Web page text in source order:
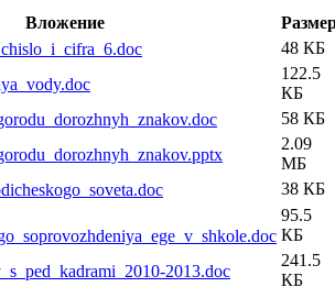
Вложение
48 КБ
122.5
КБ
58 КБ
2.09
МБ
38 КБ
95.5
КБ
2013.doc
241.5
КБ